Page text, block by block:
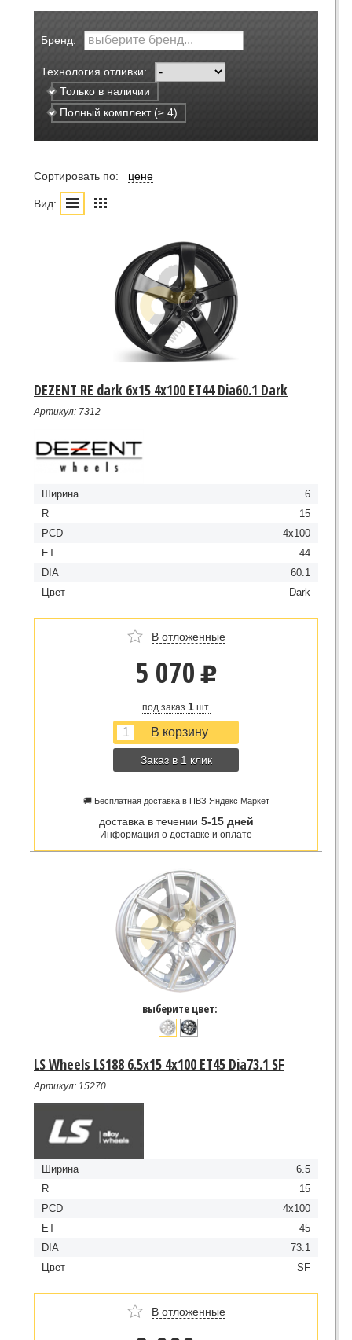
Бренд:
Технология отливки:
Только в наличии
Полный комплект (≥ 4)
Сортировать по: цене
Вид:
DEZENT RE dark 6x15 4x100 ET44 Dia60.1 Dark
Артикул: 7312
Ширина
6
R
15
PCD
4x100
ET
44
DIA
60.1
Цвет
Dark
В отложенные
5 070 u
под заказ 1шт.
Заказ в 1 клик
🚚 Бесплатная доставка в ПВЗ Яндекс Маркет
доставка в течении 5-15 дней
Информация о доставке и оплате
выберите цвет:
LS Wheels LS188 6.5x15 4x100 ET45 Dia73.1 SF
Артикул: 15270
Ширина
6.5
R
15
PCD
4x100
ET
45
DIA
73.1
Цвет
SF
В отложенные